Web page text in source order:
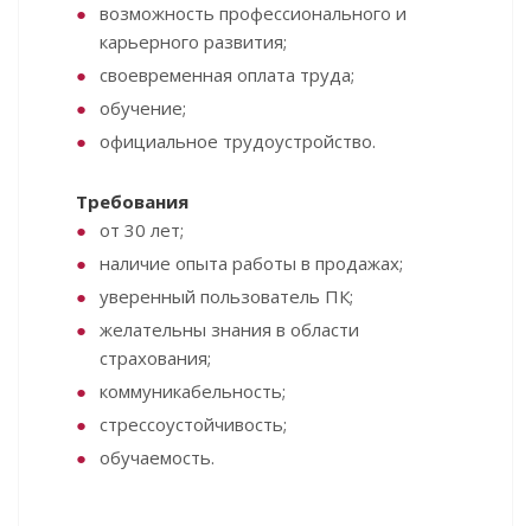
возможность профессионального и
карьерного развития;
своевременная оплата труда;
обучение;
официальное трудоустройство.
Требования
от 30 лет;
наличие опыта работы в продажах;
уверенный пользователь ПК;
желательны знания в области
страхования;
коммуникабельность;
стрессоустойчивость;
обучаемость.